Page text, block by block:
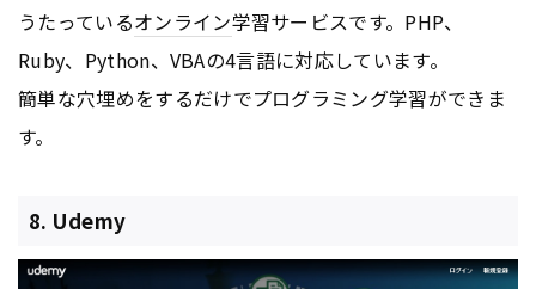
うたっているオンライン学習サービスです。PHP、
Ruby、Python、VBAの4言語に対応しています。
簡単な穴埋めをするだけでプログラミング学習ができま
す。
8. Udemy